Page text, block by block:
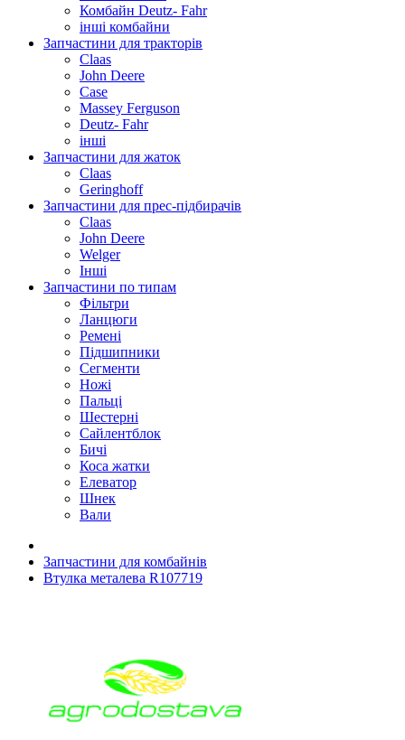
Комбайн Deutz- Fahr
інші комбайни
Запчастини для тракторів
Claas
John Deere
Case
Massey Ferguson
Deutz- Fahr
інші
Запчастини для жаток
Claas
Geringhoff
Запчастини для прес-підбирачів
Claas
John Deere
Welger
Інші
Запчастини по типам
Фільтри
Ланцюги
Ремені
Підшипники
Сегменти
Ножі
Пальці
Шестерні
Сайлентблок
Бичі
Коса жатки
Елеватор
Шнек
Вали
Запчастини для комбайнів
Втулка металева R107719